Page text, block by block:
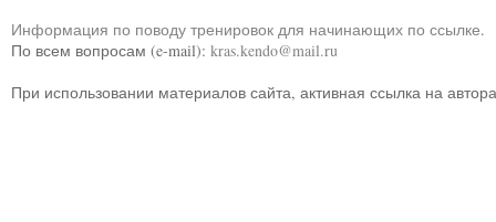
Информация по поводу тренировок для начинающих по ссылке.
По всем вопросам (e-mail): kras.kendo@mail.ru
При использовании материалов сайта, активная ссылка на